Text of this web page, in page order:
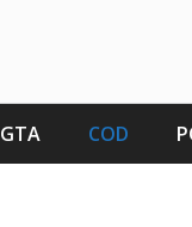
GTA COD